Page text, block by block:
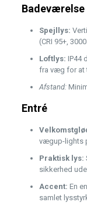
Badeværelse
Spejllys:
(CRI 95+,
Loftlys: IP44
fra væg for at
Afstand:
Entré
vægup-lights
Praktisk lys:
sikkerhed
Accent: En
samlet